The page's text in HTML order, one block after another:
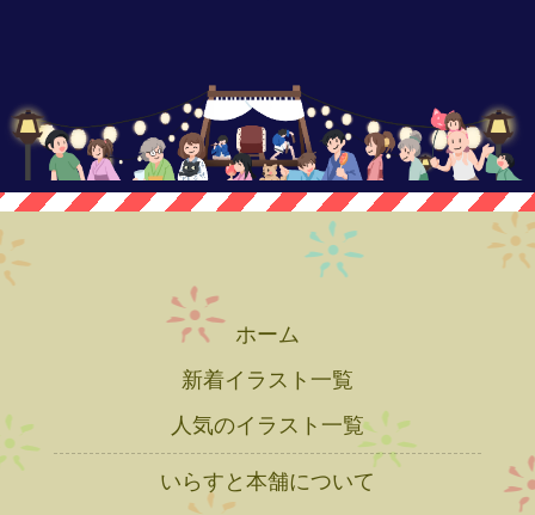
ホーム
新着イラスト一覧
人気のイラスト一覧
いらすと本舗について